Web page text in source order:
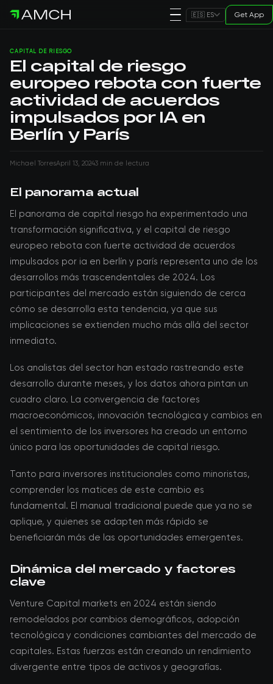
🇪🇸 ES Get App
CAPITAL DE RIESGO
El capital de riesgo
europeo rebota con fuerte
actividad de acuerdos
impulsados por IA en
Berlín y París
Michael TorresApril 13, 20243 min de lectura
El panorama actual
El panorama de capital riesgo ha experimentado una
transformación significativa, y el capital de riesgo
europeo rebota con fuerte actividad de acuerdos
impulsados por ia en berlín y parís representa uno de los
desarrollos más trascendentales de 2024. Los
participantes del mercado están siguiendo de cerca
cómo se desarrolla esta tendencia, ya que sus
implicaciones se extienden mucho más allá del sector
inmediato.
Los analistas del sector han estado rastreando este
desarrollo durante meses, y los datos ahora pintan un
cuadro claro. La convergencia de factores
macroeconómicos, innovación tecnológica y cambios en
el sentimiento de los inversores ha creado un entorno
único para las oportunidades de capital riesgo.
Tanto para inversores institucionales como minoristas,
comprender los matices de este cambio es
fundamental. El manual tradicional puede que ya no se
aplique, y quienes se adapten más rápido se
beneficiarán más de las oportunidades emergentes.
Dinámica del mercado y factores
clave
Venture Capital markets en 2024 están siendo
remodelados por cambios demográficos, adopción
tecnológica y condiciones cambiantes del mercado de
capitales. Estas fuerzas están creando un rendimiento
divergente entre tipos de activos y geografías.